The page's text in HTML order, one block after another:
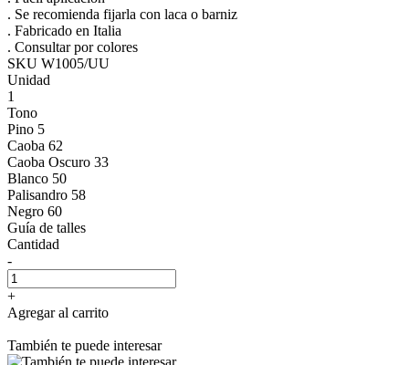
. Se recomienda fijarla con laca o barniz
. Fabricado en Italia
. Consultar por colores
SKU W1005/UU
Unidad
1
Tono
Pino 5
Caoba 62
Caoba Oscuro 33
Blanco 50
Palisandro 58
Negro 60
Guía de talles
Cantidad
-
+
Agregar al carrito
También te puede interesar